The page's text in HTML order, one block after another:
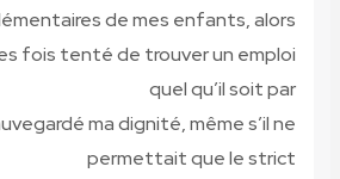
de mes enfants, alors
fois tenté de trouver un emploi
quel qu’il soit par
ma dignité, même s’il ne
permettait que le strict